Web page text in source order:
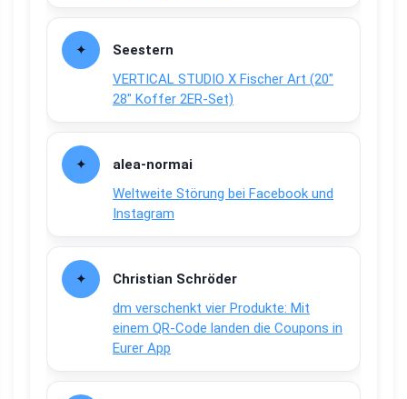
Seestern
VERTICAL STUDIO X Fischer Art (20″
28″ Koffer 2ER-Set)
alea-normai
Weltweite Störung bei Facebook und
Instagram
Christian Schröder
dm verschenkt vier Produkte: Mit
einem QR-Code landen die Coupons in
Eurer App